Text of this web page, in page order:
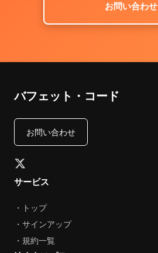
お問い合わせ
バフェット・コード
お問い合わせ
サービス
・トップ
・サインアップ
・規約一覧